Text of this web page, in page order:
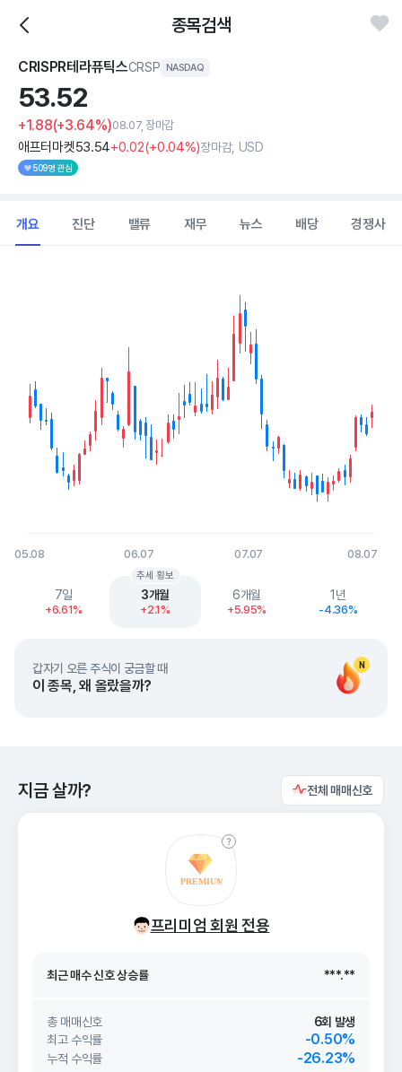
종목검색
CRISPR테라퓨틱스CRSP NASDAQ
53.52
+1.88(+3.64%)08.07, 장마감
애프터마켓53.54+0.02(+0.04%)장마감, USD
509명 관심
개요 진단 밸류 재무 뉴스 배당 경쟁사
The chart has 1 X axis displaying Time. Data ranges from
The chart has 1 Y axis displaying values. Data ranges from
05.08 06.07 07.07 08.07
End of interactive chart.
7일
+6.61%
3개월
+2.1%
추세 횡보
6개월
+5.95%
1년
-4.36%
N
갑자기 오른 주식이 궁금할 때
이 종목, 왜 올랐을까?
지금 살까? 전체 매매신호
프리미엄 회원 전용
총 매매신호
6회 발생
최고 수익률
-0.50%
누적 수익률 -26.23%